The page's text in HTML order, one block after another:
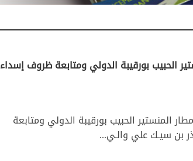
الحبيب بورقيبة الدولي ومتابعة ظروف إسداء
المنستير الحبيب بورقيبة الدولي ومتابعة
بن سيـك علي والـي...